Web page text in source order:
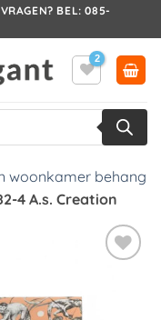
BEL: 085-
woonkamer behang
4 A.s. Creation
verlanglijst